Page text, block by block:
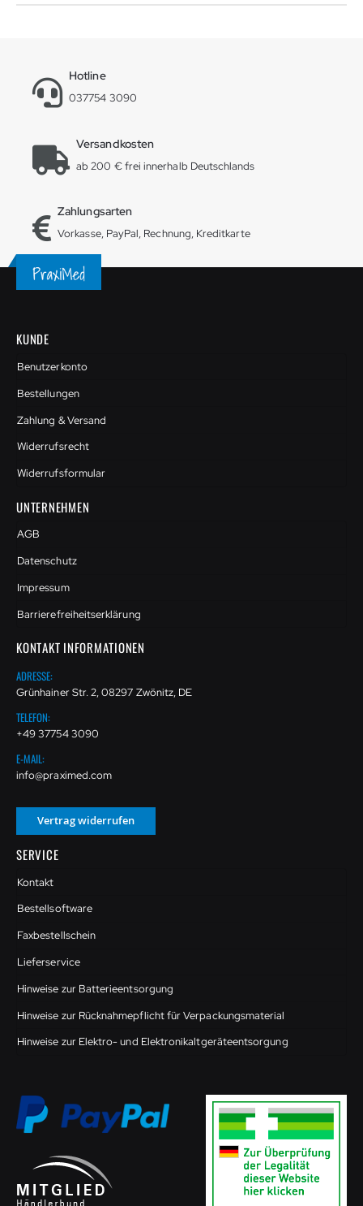
Hotline
037754 3090
Versandkosten
ab 200 € frei innerhalb Deutschlands
Zahlungsarten
Vorkasse, PayPal, Rechnung, Kreditkarte
KUNDE
Benutzerkonto
Bestellungen
Zahlung & Versand
Widerrufsrecht
Widerrufsformular
UNTERNEHMEN
AGB
Datenschutz
Impressum
Barrierefreiheitserklärung
KONTAKT INFORMATIONEN
ADRESSE:
Grünhainer Str. 2, 08297 Zwönitz, DE
TELEFON:
+49 37754 3090
E-MAIL:
info@praximed.com
Vertrag widerrufen
SERVICE
Kontakt
Bestellsoftware
Faxbestellschein
Lieferservice
Hinweise zur Batterieentsorgung
Hinweise zur Rücknahmepflicht für Verpackungsmaterial
Hinweise zur Elektro- und Elektronikaltgeräteentsorgung